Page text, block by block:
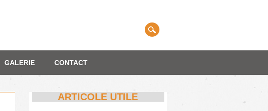
GALERIE CONTACT
ARTICOLE UTILE